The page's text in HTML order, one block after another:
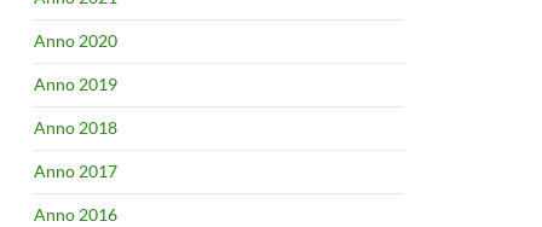
Anno 2020
Anno 2019
Anno 2018
Anno 2017
Anno 2016